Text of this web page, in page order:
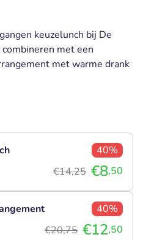
keuzelunch bij De
met een
met warme drank
40%
€14,25 €8,50
40%
€20,75 €12,50